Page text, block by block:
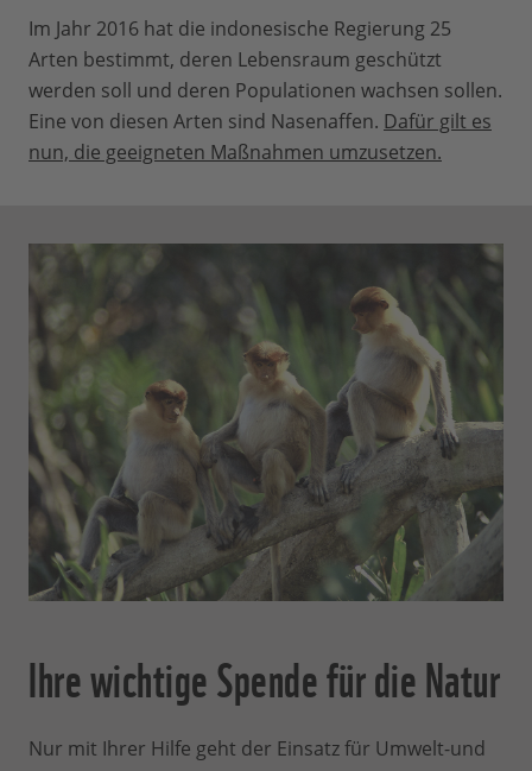
Im Jahr 2016 hat die indonesische Regierung 25
Arten bestimmt, deren Lebensraum geschützt
werden soll und deren Populationen wachsen sollen.
Eine von diesen Arten sind Nasenaffen. Dafür gilt es
nun, die geeigneten Maßnahmen umzusetzen.
Ihre wichtige Spende für die Natur
Nur mit Ihrer Hilfe geht der Einsatz für Umwelt-und